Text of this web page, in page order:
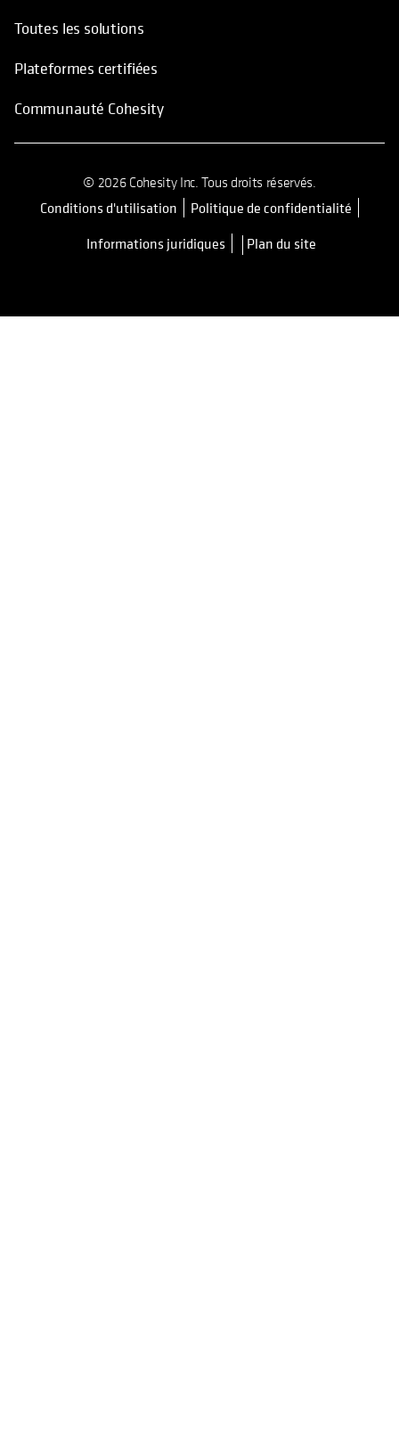
Toutes les solutions
Plateformes certifiées
Communauté Cohesity
© 2026 Cohesity Inc. Tous droits réservés.
Conditions d'utilisation s’ouvre dans un nouvel onglet
Politique de confidentialité
Informations juridiques
Plan du site